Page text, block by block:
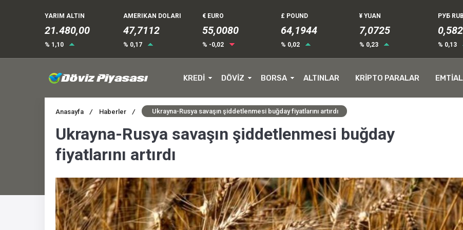
YARIM ALTIN
21.480,00
% 1,10
AMERIKAN DOLARI
47,7112
% 0,17
€ EURO
55,0084
% -0,02
£ POUND
64,1944
% 0,02
¥ YUAN
7,0725
% 0,23
РУБ
% 0,13
KREDİ DÖVİZ BORSA ALTINLAR KRİPTO PARALAR
Anasayfa / Haberler / Ukrayna-Rusya savaşın şiddetlenmesi buğday fiyatlarını artırdı
Ukrayna-Rusya savaşın şiddetlenmesi buğday
fiyatlarını artırdı